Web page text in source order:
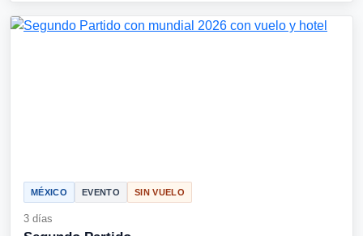
MÉXICO EVENTO SIN VUELO
3 días